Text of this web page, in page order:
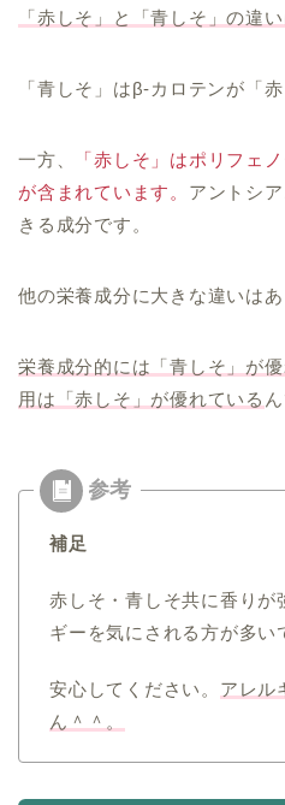
「赤しそ」と「青しそ」の違
「青しそ」はβ-カロテンが「
一方、
「赤しそ」はポリフェ
が含まれています。 アントシ
きる成分です。
他の栄養成分に大きな違いはあ
栄養成分的には「青しそ」が
用は「赤しそ」が優れている
補足
赤しそ・青しそ共に香りが
ギーを気にされる方が多い
安心してください。 アレル
ん＾＾。